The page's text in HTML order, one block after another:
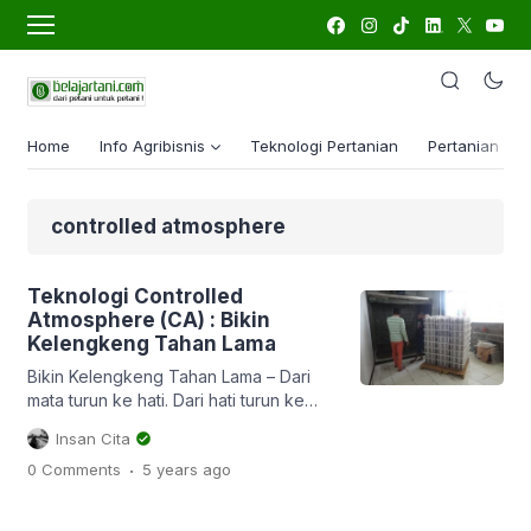
Home Info Agribisnis Teknologi Pertanian Pertanian
controlled atmosphere
Teknologi Controlled
Atmosphere (CA) : Bikin
Kelengkeng Tahan Lama
Bikin Kelengkeng Tahan Lama – Dari
mata turun ke hati. Dari hati turun ke
dompet dan terjadilah transaksi. Eits
apa itu ? Itulah yang terjadi saat
pembeli memutuskan berhenti pada
Insan Cita
0 Comments . 5 years ago